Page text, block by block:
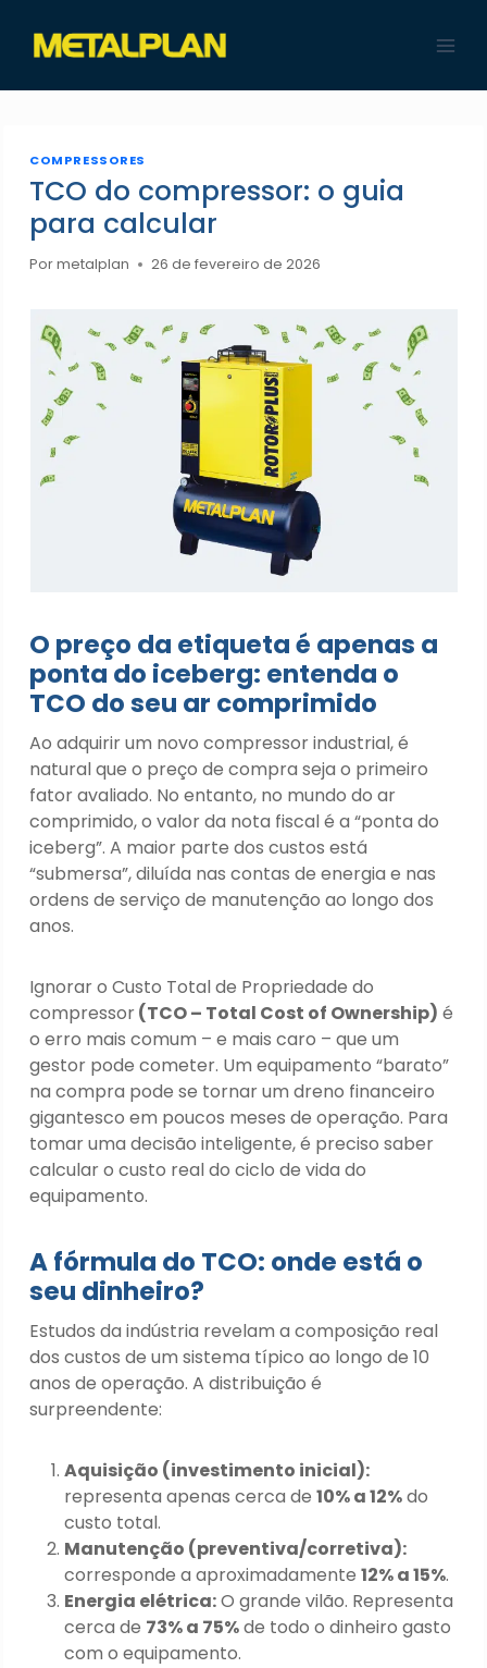
para
Conteúdo
COMPRESSORES
TCO do compressor: o guia
para calcular
Pormetalplan 26 de fevereiro de 2026
O preço da etiqueta é apenas a
ponta do iceberg: entenda o
TCO do seu ar comprimido
Ao adquirir um novo compressor industrial, é
natural que o preço de compra seja o primeiro
fator avaliado. No entanto, no mundo do ar
comprimido, o valor da nota fiscal é a “ponta do
iceberg”. A maior parte dos custos está
“submersa”, diluída nas contas de energia e nas
ordens de serviço de manutenção ao longo dos
anos.
Ignorar o Custo Total de Propriedade do
compressor(TCO – Total Cost of Ownership) é
o erro mais comum – e mais caro – que um
gestor pode cometer. Um equipamento “barato”
na compra pode se tornar um dreno financeiro
gigantesco em poucos meses de operação. Para
tomar uma decisão inteligente, é preciso saber
calcular o custo real do ciclo de vida do
equipamento.
A fórmula do TCO: onde está o
seu dinheiro?
Estudos da indústria revelam a composição real
dos custos de um sistema típico ao longo de 10
anos de operação. A distribuição é
surpreendente:
Aquisição (investimento inicial):
representa apenas cerca de10% a 12%do
custo total.
Manutenção (preventiva/corretiva):
corresponde a aproximadamente12% a 15%.
Energia elétrica:O grande vilão. Representa
cerca de 73% a 75%de todo o dinheiro gasto
com o equipamento.